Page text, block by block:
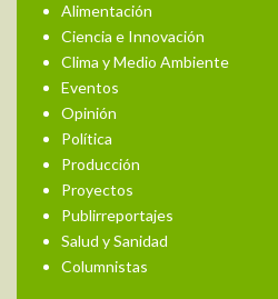
Alimentación
Ciencia e Innovación
Clima y Medio Ambiente
Eventos
Opinión
Política
Producción
Proyectos
Publirreportajes
Salud y Sanidad
Columnistas